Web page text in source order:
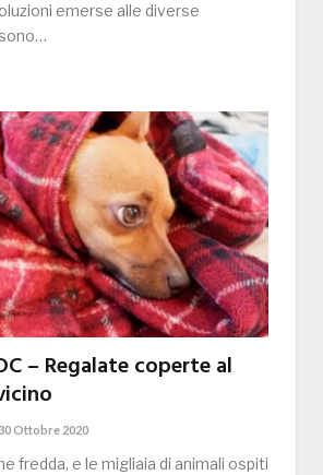
emerse alle diverse
– Regalate coperte al
Ottobre 2020
fredda, e le migliaia di animali ospiti